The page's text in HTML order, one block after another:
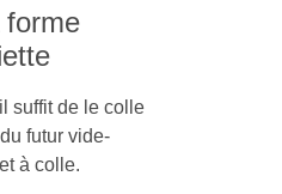
forme
suffit de le colle
futur vide-
à colle.